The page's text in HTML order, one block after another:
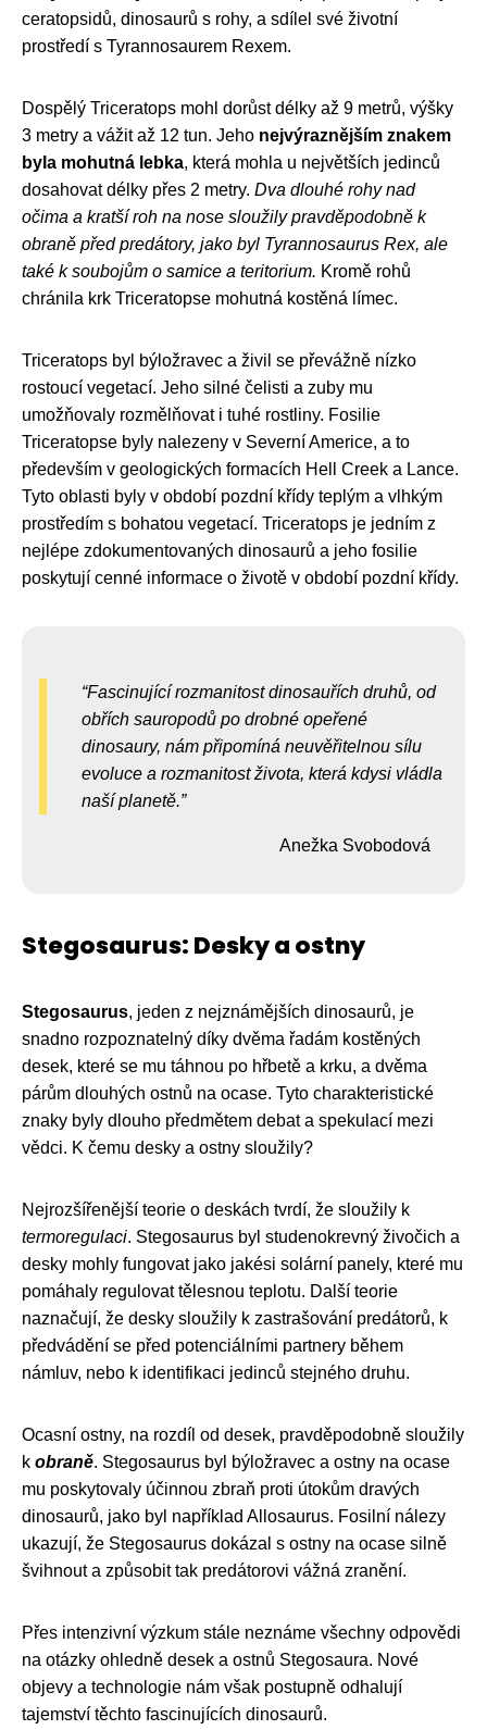
ceratopsidů, dinosaurů s rohy, a sdílel své životní
prostředí s Tyrannosaurem Rexem.
Dospělý Triceratops mohl dorůst délky až 9 metrů, výšky
3 metry a vážit až 12 tun. Jeho nejvýraznějším znakem
byla mohutná lebka, která mohla u největších jedinců
dosahovat délky přes 2 metry. Dva dlouhé rohy nad
očima a kratší roh na nose sloužily pravděpodobně k
obraně před predátory, jako byl Tyrannosaurus Rex, ale
také k soubojům o samice a teritorium. Kromě rohů
chránila krk Triceratopse mohutná kostěná límec.
Triceratops byl býložravec a živil se převážně nízko
rostoucí vegetací. Jeho silné čelisti a zuby mu
umožňovaly rozmělňovat i tuhé rostliny. Fosilie
Triceratopse byly nalezeny v Severní Americe, a to
především v geologických formacích Hell Creek a Lance.
Tyto oblasti byly v období pozdní křídy teplým a vlhkým
prostředím s bohatou vegetací. Triceratops je jedním z
nejlépe zdokumentovaných dinosaurů a jeho fosilie
poskytují cenné informace o životě v období pozdní křídy.
Fascinující rozmanitost dinosauřích druhů, od
obřích sauropodů po drobné opeřené
dinosaury, nám připomíná neuvěřitelnou sílu
evoluce a rozmanitost života, která kdysi vládla
naší planetě.
Anežka Svobodová
Stegosaurus: Desky a ostny
Stegosaurus, jeden z nejznámějších dinosaurů, je
snadno rozpoznatelný díky dvěma řadám kostěných
desek, které se mu táhnou po hřbetě a krku, a dvěma
párům dlouhých ostnů na ocase. Tyto charakteristické
znaky byly dlouho předmětem debat a spekulací mezi
vědci. K čemu desky a ostny sloužily?
Nejrozšířenější teorie o deskách tvrdí, že sloužily k
termoregulaci. Stegosaurus byl studenokrevný živočich a
desky mohly fungovat jako jakési solární panely, které mu
pomáhaly regulovat tělesnou teplotu. Další teorie
naznačují, že desky sloužily k zastrašování predátorů, k
předvádění se před potenciálními partnery během
námluv, nebo k identifikaci jedinců stejného druhu.
Ocasní ostny, na rozdíl od desek, pravděpodobně sloužily
k obraně. Stegosaurus byl býložravec a ostny na ocase
mu poskytovaly účinnou zbraň proti útokům dravých
dinosaurů, jako byl například Allosaurus. Fosilní nálezy
ukazují, že Stegosaurus dokázal s ostny na ocase silně
švihnout a způsobit tak predátorovi vážná zranění.
Přes intenzivní výzkum stále neznáme všechny odpovědi
na otázky ohledně desek a ostnů Stegosaura. Nové
objevy a technologie nám však postupně odhalují
tajemství těchto fascinujících dinosaurů.